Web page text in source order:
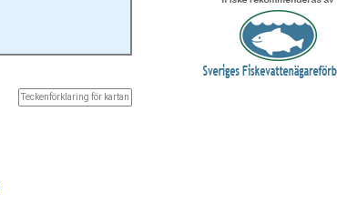
Teckenförklaring för kartan